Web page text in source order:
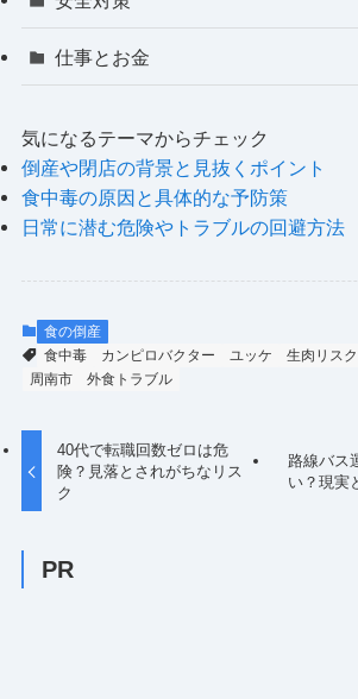
仕事とお金
気になるテーマからチェック
倒産や閉店の背景と見抜くポイント
食中毒の原因と具体的な予防策
日常に潜む危険やトラブルの回避方法
食の倒産
食中毒
カンピロバクター ユッケ 生肉リスク
周南市
外食トラブル
40代で転職回数ゼロは危
険？見落とされがちなリス
ク
路線バス
い？現実
PR